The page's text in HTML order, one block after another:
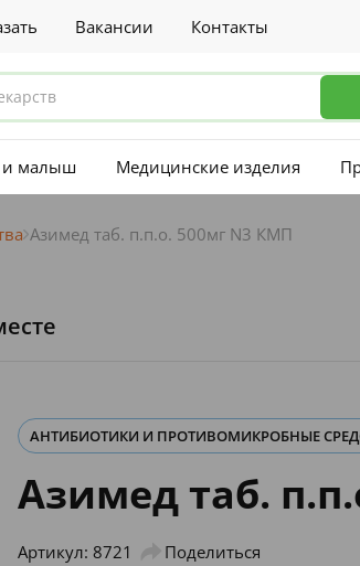
Вакансии Контакты
малыш Медицинские изделия
Азимед таб. п.п.о. 500мг N3 КМП
АНТИБИОТИКИ И ПРОТИВОМИКРОБНЫЕ
Азимед таб.
Артикул: 8721 Поделиться